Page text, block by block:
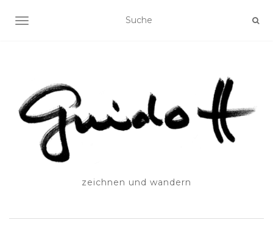
SCHALTE NAVIGATION
zeichnen und wandern